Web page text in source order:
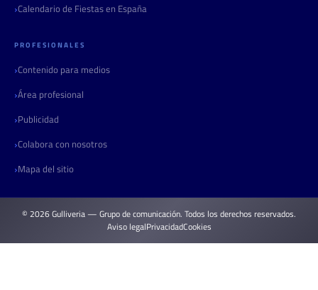
Calendario de Fiestas en España
PROFESIONALES
Contenido para medios
Área profesional
Publicidad
Colabora con nosotros
Mapa del sitio
© 2026 Gulliveria — Grupo de comunicación. Todos los derechos reservados.
Aviso legalPrivacidadCookies